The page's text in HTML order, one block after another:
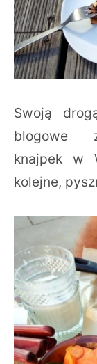
Swoją
blogowe
knajpek w
kolejne,